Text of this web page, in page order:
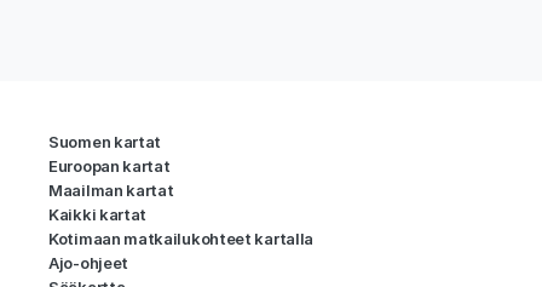
Suomen kartat
Euroopan kartat
Maailman kartat
Kaikki kartat
Kotimaan matkailukohteet kartalla
Ajo-ohjeet